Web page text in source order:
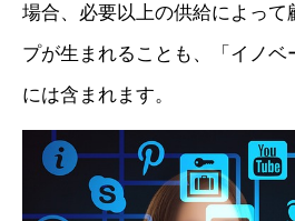
場合、必要以上の供給によって
プが生まれることも、「イノベ
には含まれます。